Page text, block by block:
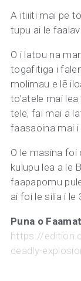
A itiiiti mai pe
tupu ai le
O i latou na
togafitiga i
molimau e lē
to’atele mai
tele, fai mai a
faasaoina mai i
O le masina foi
kulupu lea a le
faapapomu
ai foi le silia i le
Puna o
https://
deadly-